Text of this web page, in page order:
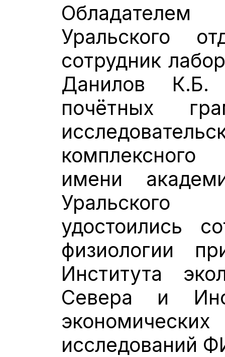
Обладателем
Уральского
сотрудник
Данилов К.Б.
почётных
имени
удостоились
физиологии
Института
Севера и
исследований